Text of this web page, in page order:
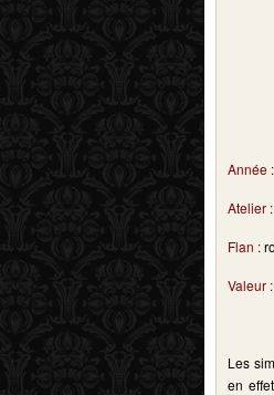
Année :
Atelier :
Flan :
Valeur :
Les
en